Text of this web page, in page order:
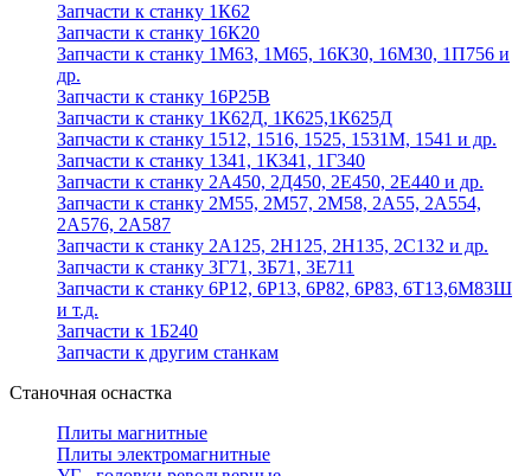
Запчасти к станку 1К62
Запчасти к станку 16К20
Запчасти к станку 1М63, 1М65, 16К30, 16М30, 1П756 и
др.
Запчасти к станку 16Р25В
Запчасти к станку 1К62Д, 1К625,1К625Д
Запчасти к станку 1512, 1516, 1525, 1531М, 1541 и др.
Запчасти к станку 1341, 1К341, 1Г340
Запчасти к станку 2А450, 2Д450, 2Е450, 2Е440 и др.
Запчасти к станку 2М55, 2М57, 2М58, 2А55, 2А554,
2А576, 2А587
Запчасти к станку 2А125, 2Н125, 2Н135, 2С132 и др.
Запчасти к станку 3Г71, 3Б71, 3Е711
Запчасти к станку 6Р12, 6Р13, 6Р82, 6Р83, 6Т13,6М83Ш
и т.д.
Запчасти к 1Б240
Запчасти к другим станкам
Станочная оснастка
Плиты магнитные
Плиты электромагнитные